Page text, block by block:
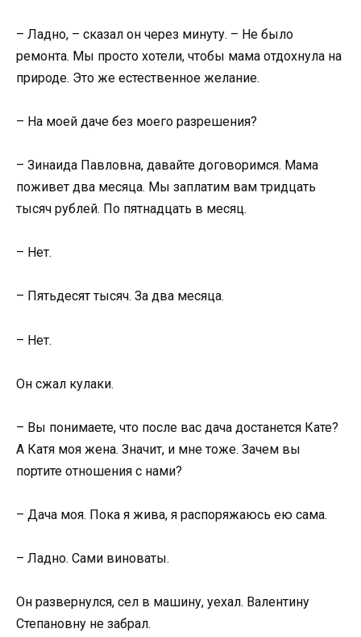
– Ладно, – сказал он через минуту. – Не было
ремонта. Мы просто хотели, чтобы мама отдохнула на
природе. Это же естественное желание.
– На моей даче без моего разрешения?
– Зинаида Павловна, давайте договоримся. Мама
поживет два месяца. Мы заплатим вам тридцать
тысяч рублей. По пятнадцать в месяц.
– Нет.
– Пятьдесят тысяч. За два месяца.
– Нет.
Он сжал кулаки.
– Вы понимаете, что после вас дача достанется Кате?
А Катя моя жена. Значит, и мне тоже. Зачем вы
портите отношения с нами?
– Дача моя. Пока я жива, я распоряжаюсь ею сама.
– Ладно. Сами виноваты.
Он развернулся, сел в машину, уехал. Валентину
Степановну не забрал.